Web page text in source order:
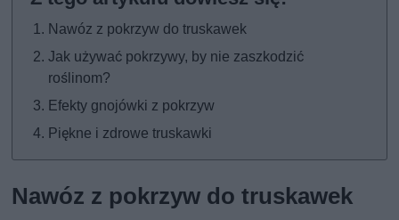
Nawóz z pokrzyw do truskawek
Jak używać pokrzywy, by nie zaszkodzić
roślinom?
Efekty gnojówki z pokrzyw
Piękne i zdrowe truskawki
Nawóz z pokrzyw do truskawek